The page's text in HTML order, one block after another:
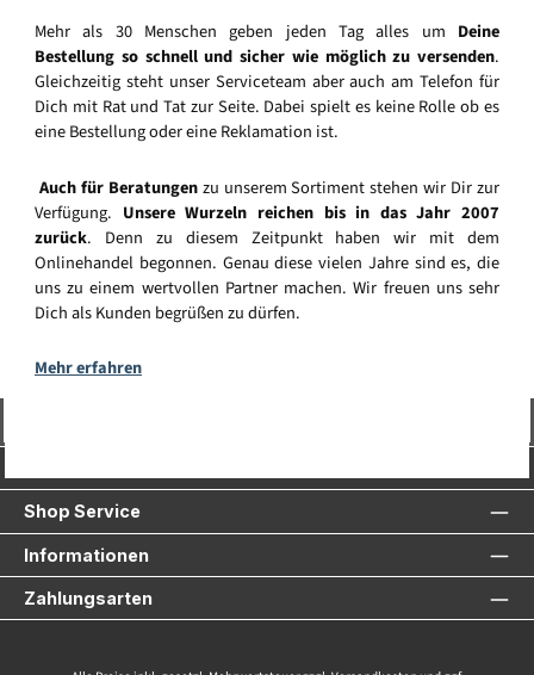
Mehr als 30 Menschen geben jeden Tag alles um Deine
Bestellung so schnell und sicher wie möglich zu versenden.
Gleichzeitig steht unser Serviceteam aber auch am Telefon für
Dich mit Rat und Tat zur Seite. Dabei spielt es keine Rolle ob es
eine Bestellung oder eine Reklamation ist.
Auch für Beratungenzu unserem Sortiment stehen wir Dir zur
Verfügung. Unsere Wurzeln reichen bis in das Jahr 2007
zurück. Denn zu diesem Zeitpunkt haben wir mit dem
Onlinehandel begonnen. Genau diese vielen Jahre sind es, die
uns zu einem wertvollen Partner machen. Wir freuen uns sehr
Dich als Kunden begrüßen zu dürfen.
Mehr erfahren
Shop Service
Informationen
Zahlungsarten